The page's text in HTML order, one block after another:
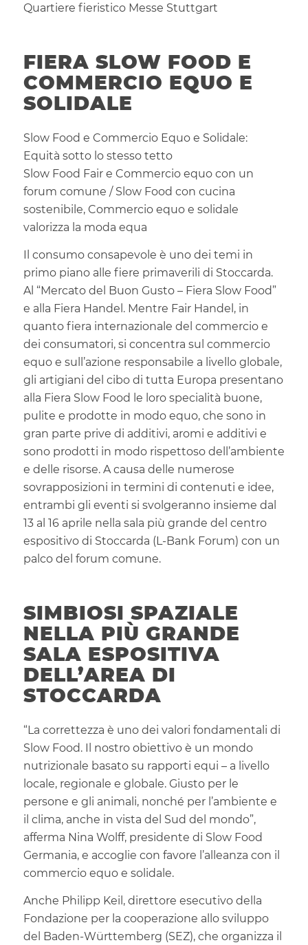
Quartiere fieristico Messe Stuttgart
FIERA SLOW FOOD E
COMMERCIO EQUO E
SOLIDALE
Slow Food e Commercio Equo e Solidale:
Equità sotto lo stesso tetto
Slow Food Fair e Commercio equo con un
forum comune / Slow Food con cucina
sostenibile, Commercio equo e solidale
valorizza la moda equa
Il consumo consapevole è uno dei temi in
primo piano alle fiere primaverili di Stoccarda.
Al “Mercato del Buon Gusto – Fiera Slow Food”
e alla Fiera Handel. Mentre Fair Handel, in
quanto fiera internazionale del commercio e
dei consumatori, si concentra sul commercio
equo e sull’azione responsabile a livello globale,
gli artigiani del cibo di tutta Europa presentano
alla Fiera Slow Food le loro specialità buone,
pulite e prodotte in modo equo, che sono in
gran parte prive di additivi, aromi e additivi e
sono prodotti in modo rispettoso dell’ambiente
e delle risorse. A causa delle numerose
sovrapposizioni in termini di contenuti e idee,
entrambi gli eventi si svolgeranno insieme dal
13 al 16 aprile nella sala più grande del centro
espositivo di Stoccarda (L-Bank Forum) con un
palco del forum comune.
SIMBIOSI SPAZIALE
NELLA PIÙ GRANDE
SALA ESPOSITIVA
DELL’AREA DI
STOCCARDA
“La correttezza è uno dei valori fondamentali di
Slow Food. Il nostro obiettivo è un mondo
nutrizionale basato su rapporti equi – a livello
locale, regionale e globale. Giusto per le
persone e gli animali, nonché per l’ambiente e
il clima, anche in vista del Sud del mondo”,
afferma Nina Wolff, presidente di Slow Food
Germania, e accoglie con favore l’alleanza con il
commercio equo e solidale.
Anche Philipp Keil, direttore esecutivo della
Fondazione per la cooperazione allo sviluppo
del Baden-Württemberg (SEZ), che organizza il